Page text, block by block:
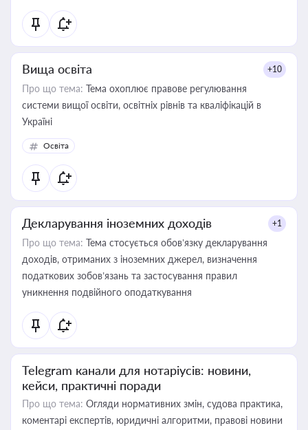
Вища освіта +10
Про що тема: Тема охоплює правове регулювання
системи вищої освіти, освітніх рівнів та кваліфікацій в
Україні
Освіта
Декларування іноземних доходів +1
Про що тема: Тема стосується обов’язку декларування
доходів, отриманих з іноземних джерел, визначення
податкових зобов’язань та застосування правил
уникнення подвійного оподаткування
Telegram канали для нотаріусів: новини,
кейси, практичні поради
Про що тема: Огляди нормативних змін, судова практика,
коментарі експертів, юридичні алгоритми, правові новини